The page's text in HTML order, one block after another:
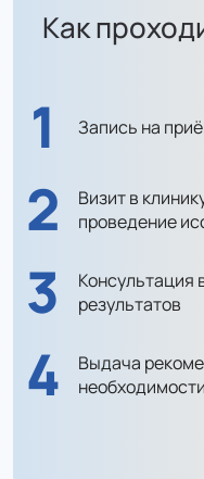
Как
1 Запись на
2 Визит в
проведение
3 Консультация
результатов
4 Выдача
необходимости